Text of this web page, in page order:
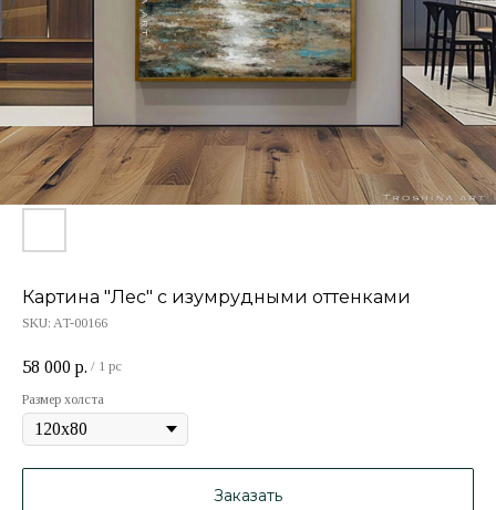
Картина "Лес" с изумрудными оттенками
SKU: AT-00166
58 000 р. / 1 pc
Размер холста
Заказать